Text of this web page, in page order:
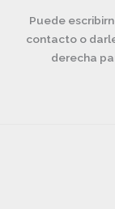
Puede
contacto o
derecha